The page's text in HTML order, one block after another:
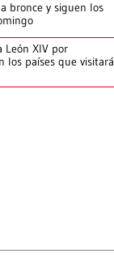
bronce y siguen los
León XIV por
los países que visitará